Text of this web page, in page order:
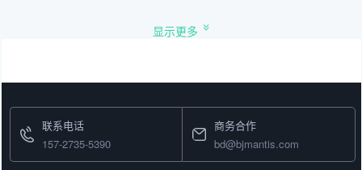
显示更多
联系电话
157-2735-5390
商务合作
bd@bjmantis.com